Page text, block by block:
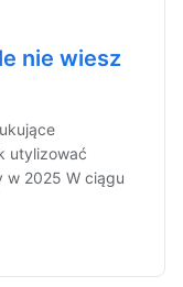
nie wiesz
utylizować
2025 W ciągu